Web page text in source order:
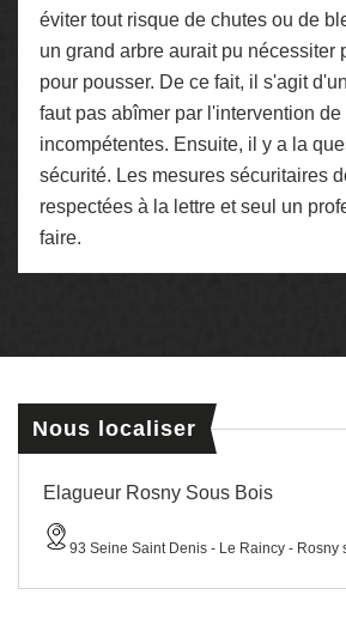
éviter tout risque de chutes ou de
un grand arbre aurait pu nécessiter
pour pousser. De ce fait, il s'agit
faut pas abîmer par l'intervention
incompétentes. Ensuite, il y a la
sécurité. Les mesures sécuritaires
respectées à la lettre et seul un
faire.
Nous localiser
Elagueur Rosny Sous Bois
93 Seine Saint Denis - Le Raincy - Rosny